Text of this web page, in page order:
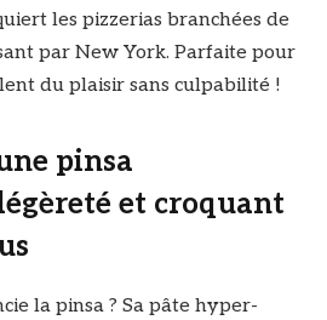
les pizzerias branchées de
par New York. Parfaite pour
du plaisir sans culpabilité !
pinsa
et croquant
la pinsa ? Sa pâte hyper-